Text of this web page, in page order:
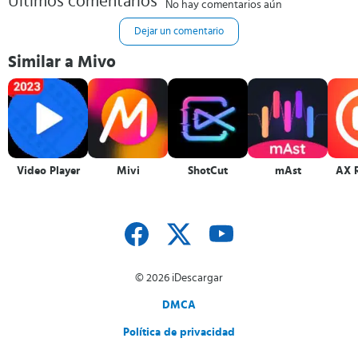
No hay comentarios aún
Dejar un comentario
Similar a Mivo
Video Player Mivi ShotCut mAst AX
© 2026 iDescargar
DMCA
Política de privacidad